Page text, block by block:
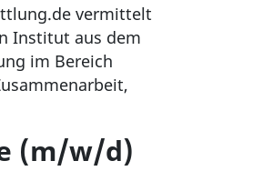
vermittelt
Institut aus dem
im Bereich
(m/w/d)